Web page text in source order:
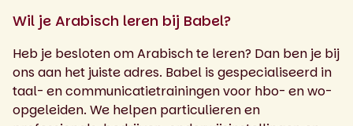
Wil je Arabisch leren bij Babel?
Heb je besloten om Arabisch te leren? Dan ben je bij
ons aan het juiste adres. Babel is gespecialiseerd in
taal- en communicatietrainingen voor hbo- en wo-
opgeleiden. We helpen particulieren en